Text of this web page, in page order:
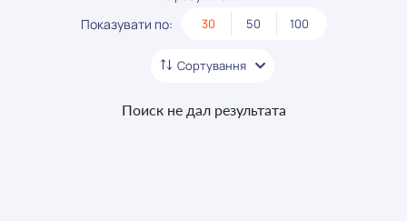
Показувати по: 30 50 100
Сортування
Поиск не дал результата